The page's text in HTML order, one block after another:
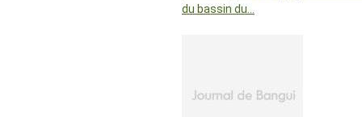
du bassin du…